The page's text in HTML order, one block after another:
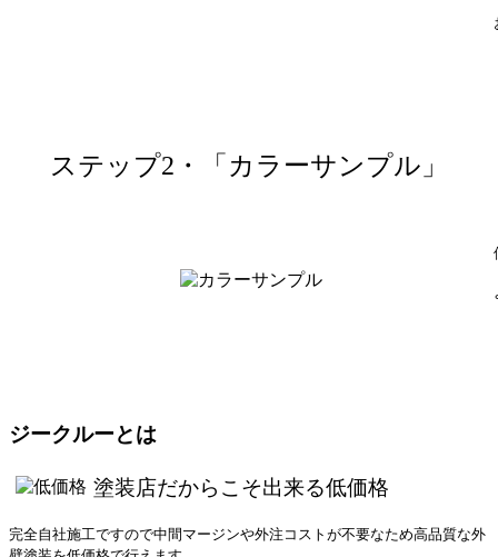
ステップ2・「カラーサンプル」
ジークルーとは
塗装店だからこそ出来る低価格
完全⾃社施工ですので中間マージンや外注コストが不要なため高品質な外